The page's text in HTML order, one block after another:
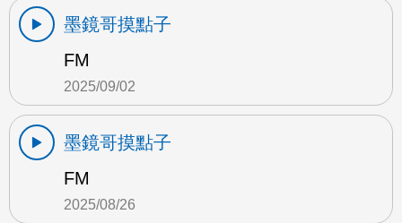
墨鏡哥摸點子
FM
2025/09/02
墨鏡哥摸點子
FM
2025/08/26